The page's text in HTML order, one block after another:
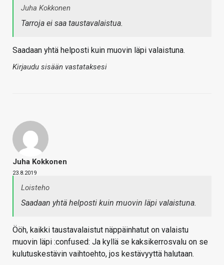
Juha Kokkonen
Tarroja ei saa taustavalaistua.
Saadaan yhtä helposti kuin muovin läpi valaistuna.
Kirjaudu sisään vastataksesi
Juha Kokkonen
23.8.2019
Loisteho
Saadaan yhtä helposti kuin muovin läpi valaistuna.
Ööh, kaikki taustavalaistut näppäinhatut on valaistu
muovin läpi :confused: Ja kyllä se kaksikerrosvalu on se
kulutuskestävin vaihtoehto, jos kestävyyttä halutaan.